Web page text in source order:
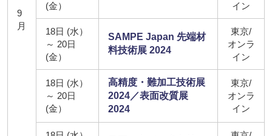
9
月
(金）
イン
18日 (水）
～ 20日
(金）
SAMPE Japan 先端材
料技術展 2024
東京/
オンラ
イン
18日 (水）
～ 20日
(金）
高精度・難加工技術展
2024／表面改質展
2024
東京/
オンラ
イン